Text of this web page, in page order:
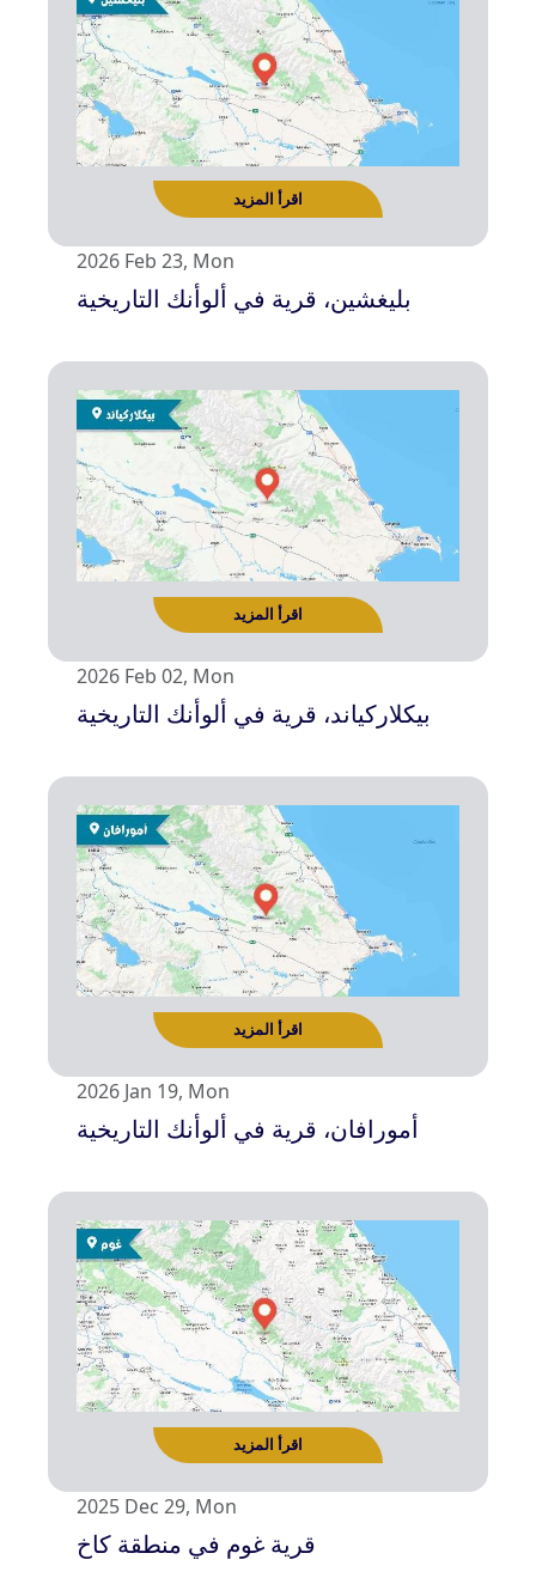
اقرأ المزيد
اقرأ المزيد
اقرأ المزيد
2026 Feb 23, Mon
بليغشين، قرية في ألوأنك التاريخية
2026 Feb 02, Mon
بيكلاركياند، قرية في ألوأنك التاريخية
2026 Jan 19, Mon
أمورافان، قرية في ألوأنك التاريخية
2025 Dec 29, Mon
قرية غوم في منطقة كاخ